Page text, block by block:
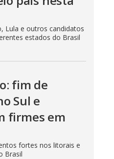
Lula e outros candidatos
estados do Brasil
fim de
Sul e
firmes em
fortes nos litorais e
Brasil